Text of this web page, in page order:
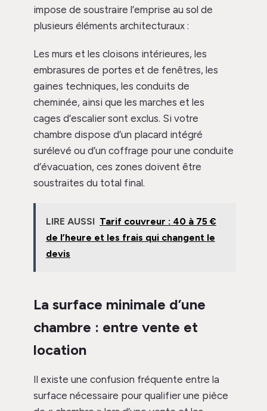
impose de soustraire l’emprise au sol de
plusieurs éléments architecturaux :
Les murs et les cloisons intérieures, les
embrasures de portes et de fenêtres, les
gaines techniques, les conduits de
cheminée, ainsi que les marches et les
cages d’escalier sont exclus. Si votre
chambre dispose d’un placard intégré
surélevé ou d’un coffrage pour une conduite
d’évacuation, ces zones doivent être
soustraites du total final.
LIRE AUSSI Tarif couvreur : 40 à 75 €
de l’heure et les frais qui changent le
devis
La surface minimale d’une
chambre : entre vente et
location
Il existe une confusion fréquente entre la
surface nécessaire pour qualifier une pièce